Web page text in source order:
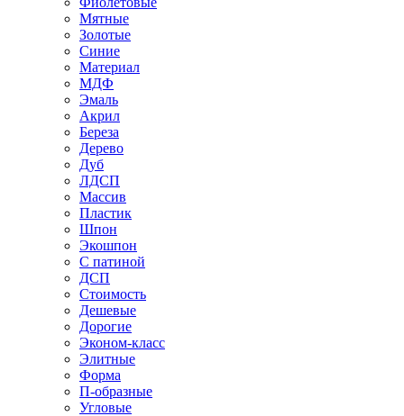
Мятные
Золотые
Синие
Материал
МДФ
Эмаль
Акрил
Береза
Дерево
Дуб
ЛДСП
Массив
Пластик
Шпон
Экошпон
С патиной
ДСП
Стоимость
Дешевые
Дорогие
Эконом-класс
Элитные
Форма
П-образные
Угловые